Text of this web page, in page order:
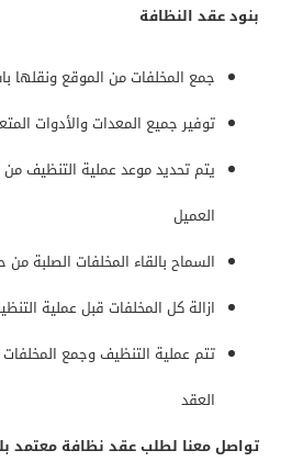
بنود عقد النظافة
جمع المخلفات من الموقع ونقلها
توفير جميع المعدات والأدوات
يتم تحديد موعد عملية التنظيف
العميل
السماح بالقاء المخلفات الصلبة
ازالة كل المخلفات قبل عملية
تتم عملية التنظيف وجمع
العقد
تواصل معنا لطلب عقد نظافة معتمد